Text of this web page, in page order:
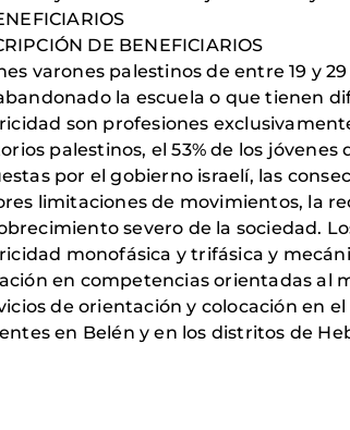
DE BENEFICIARIOS
varones palestinos de entre 19 y
la escuela o que tienen
son profesiones
palestinos, el 53% de los
por el gobierno israelí, las
limitaciones de movimientos, la
severo de la sociedad.
monofásica y trifásica y
en competencias orientadas al
de orientación y colocación en
en Belén y en los distritos de